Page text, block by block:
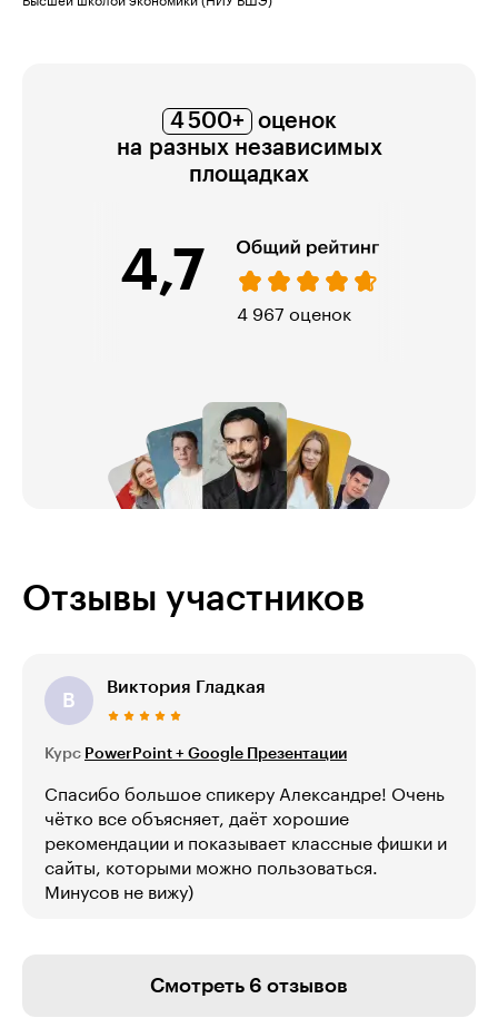
4 500+
оценок
на разных независимых
площадках
4,7
974 оценки
Отзывы участников
В
Виктория Гладкая
Курс PowerPoint + Google Презентации
Спасибо большое спикеру Александре! Очень
чётко все объясняет, даёт хорошие
рекомендации и показывает классные фишки и
сайты, которыми можно пользоваться.
Минусов не вижу)
Смотреть 6 отзывов